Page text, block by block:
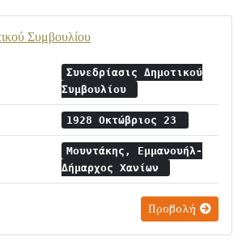
Συμβουλίου
Συνεδρίασις Δημοτικού
Συμβουλίου
1928 Οκτώβριος 23
Μουντάκης, Εμμανουήλ-
Δήμαρχος Χανίων
Προβολή